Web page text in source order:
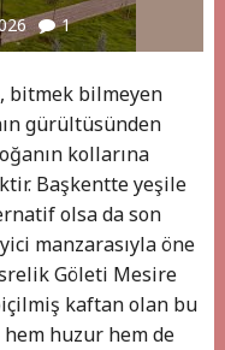
1
bitmek bilmeyen
gürültüsünden
kollarına
Başkentte yeşile
olsa da son
manzarasıyla öne
Göleti Mesire
kaftan olan bu
huzur hem de